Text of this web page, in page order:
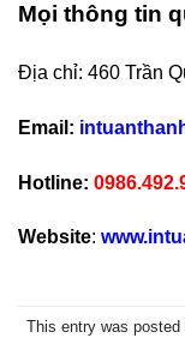
Mọi thông tin
Địa chỉ: 460 Trần
Email:
Hotline:
Website:
This entry was posted